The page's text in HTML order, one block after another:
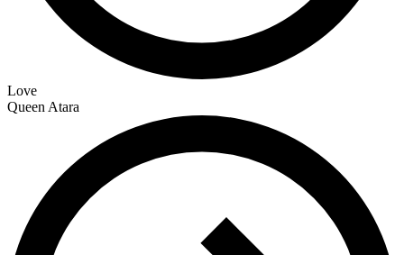
Love
Queen Atara